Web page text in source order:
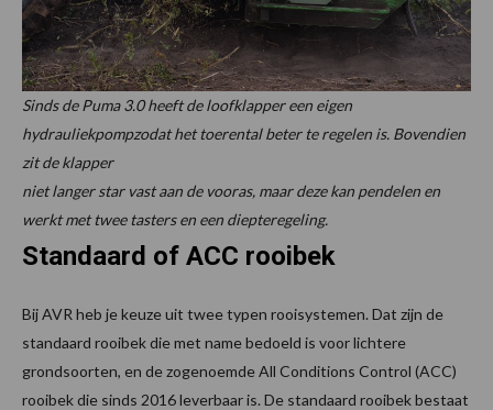
Sinds de Puma 3.0 heeft de loofklapper een eigen
hydrauliekpompzodat het toerental beter te regelen is. Bovendien
zit de klapper
niet langer star vast aan de vooras, maar deze kan pendelen en
werkt met twee tasters en een diepteregeling.
Standaard of ACC rooibek
Bij AVR heb je keuze uit twee typen rooisystemen. Dat zijn de
standaard rooibek die met name bedoeld is voor lichtere
grondsoorten, en de zogenoemde All Conditions Control (ACC)
rooibek die sinds 2016 leverbaar is. De standaard rooibek bestaat